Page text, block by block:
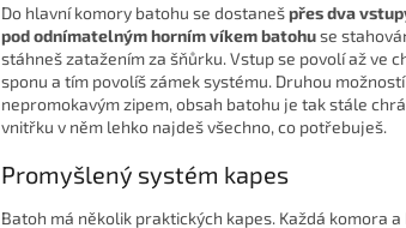
Do hlavní komory batohu se dostanešpřes dva
pod odnímatelným horním víkem batohuse
stáhneš zatažením za šňůrku. Vstup se povolí až ve
sponu a tím povolíš zámek systému. Druhou
nepromokavým zipem, obsah batohu je tak stále
vnitřku v něm lehko najdeš všechno, co potřebuješ.
Promyšlený systém kapes
Batoh má několik praktických kapes. Každá komora